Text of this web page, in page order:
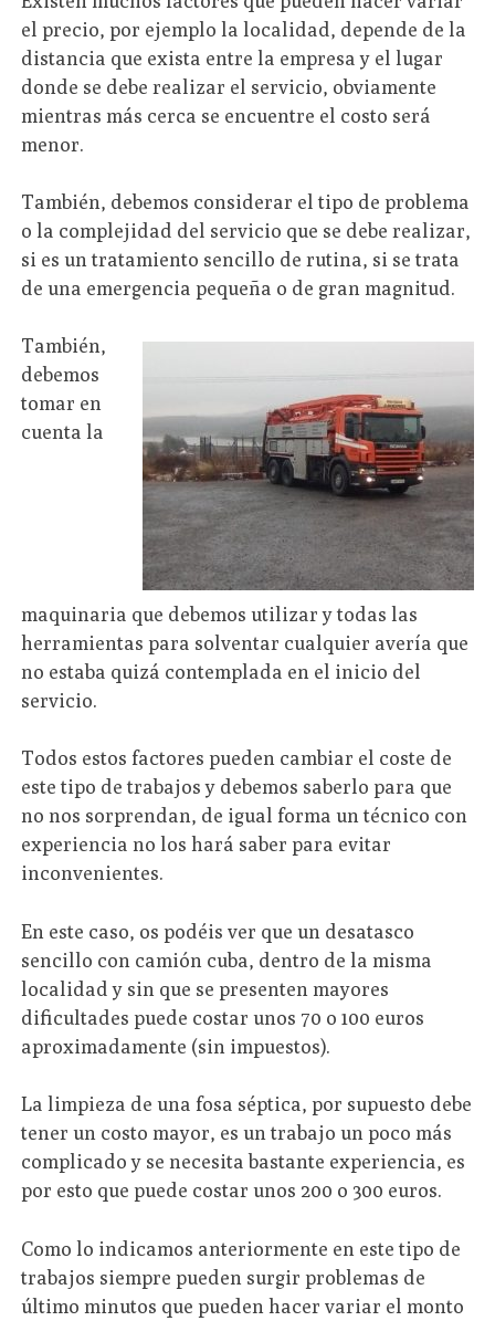
el precio, por ejemplo la localidad, depende de la
distancia que exista entre la empresa y el lugar
donde se debe realizar el servicio, obviamente
mientras más cerca se encuentre el costo será
menor.
También, debemos considerar el tipo de problema
o la complejidad del servicio que se debe realizar,
si es un tratamiento sencillo de rutina, si se trata
de una emergencia pequeña o de gran magnitud.
También,
debemos
tomar en
cuenta la
maquinaria que debemos utilizar y todas las
herramientas para solventar cualquier avería que
no estaba quizá contemplada en el inicio del
servicio.
Todos estos factores pueden cambiar el coste de
este tipo de trabajos y debemos saberlo para que
no nos sorprendan, de igual forma un técnico con
experiencia no los hará saber para evitar
inconvenientes.
En este caso, os podéis ver que un desatasco
sencillo con camión cuba, dentro de la misma
localidad y sin que se presenten mayores
dificultades puede costar unos 70 o 100 euros
aproximadamente (sin impuestos).
La limpieza de una fosa séptica, por supuesto debe
tener un costo mayor, es un trabajo un poco más
complicado y se necesita bastante experiencia, es
por esto que puede costar unos 200 o 300 euros.
Como lo indicamos anteriormente en este tipo de
trabajos siempre pueden surgir problemas de
último minutos que pueden hacer variar el monto